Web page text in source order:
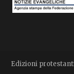
Edizioni protestanti